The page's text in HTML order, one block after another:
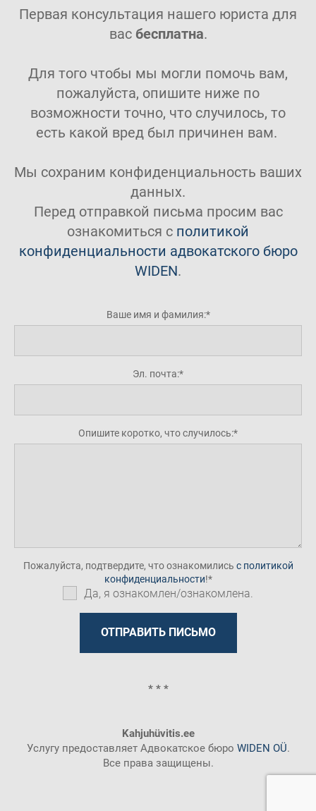
Первая консультация нашего юриста для
вас бесплатна.
Для того чтобы мы могли помочь вам,
пожалуйста, опишите ниже по
возможности точно, что случилось, то
есть какой вред был причинен вам.
Мы сохраним конфиденциальность ваших
данных.
Перед отправкой письма просим вас
ознакомиться с политикой
конфиденциальности адвокатского бюро
WIDEN.
Ваше имя и фамилия:
Эл. почта:
Опишите коротко, что случилось:
Пожалуйста, подтвердите, что ознакомились с политикой
конфиденциальности!
Да, я ознакомлен/ознакомлена.
* * *
Kahjuhüvitis.ee
Услугу предоставляет Адвокатское бюро WIDEN OÜ.
Все права защищены.